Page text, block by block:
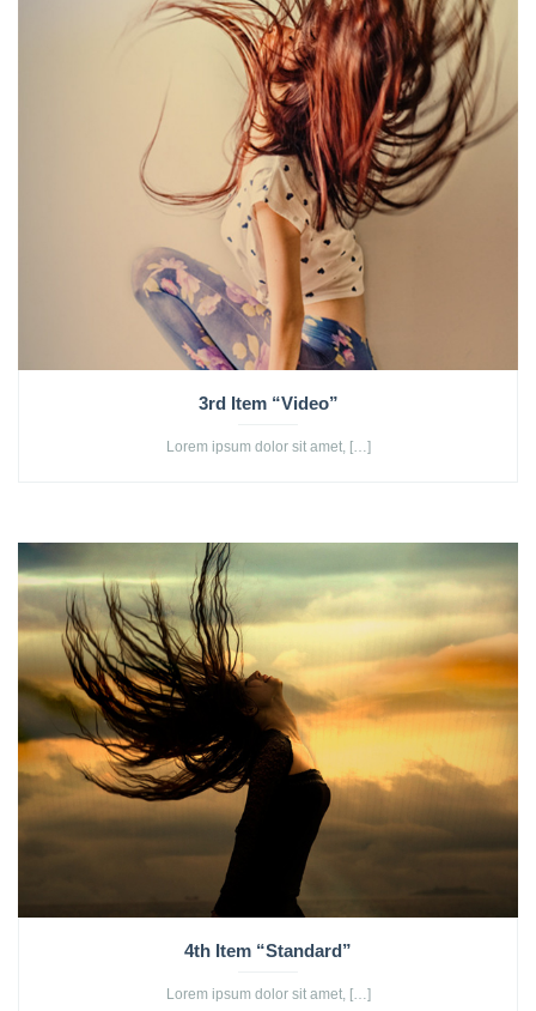
3rd Item “Video”
Lorem ipsum dolor sit amet, […]
4th Item “Standard”
Lorem ipsum dolor sit amet, […]